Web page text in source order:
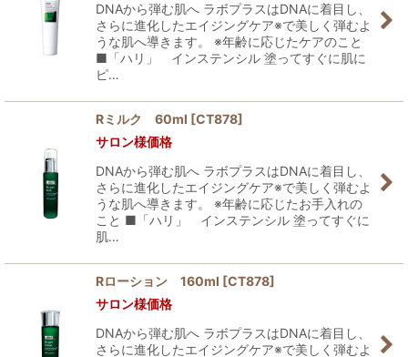
DNAから弾む肌へ ラボプラスはDNAに着目し、
さらに進化したエイジングケア※で美しく弾むよ
うな肌へ導きます。 ※年齢に応じたケアのこと
■「ハリ」 インステンシル 塗ってすぐに肌に
ピ…
Rミルク 60ml [CT878]
サロン様価格
DNAから弾む肌へ ラボプラスはDNAに着目し、
さらに進化したエイジングケア※で美しく弾むよ
うな肌へ導きます。 ※年齢に応じたお手入れの
こと ■「ハリ」 インステンシル 塗ってすぐに
肌…
Rローション 160ml [CT878]
サロン様価格
DNAから弾む肌へ ラボプラスはDNAに着目し、
さらに進化したエイジングケア※で美しく弾むよ